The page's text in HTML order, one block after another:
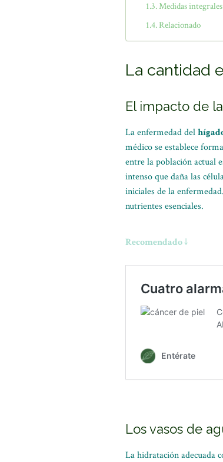
Medidas
Relacionado
La cantidad
El impacto de
La enfermedad del
médico se establece
entre la población actual
intenso que daña las
iniciales de la
nutrientes esenciales.
Recomendado ↓
Los vasos de
La hidratación adecuada